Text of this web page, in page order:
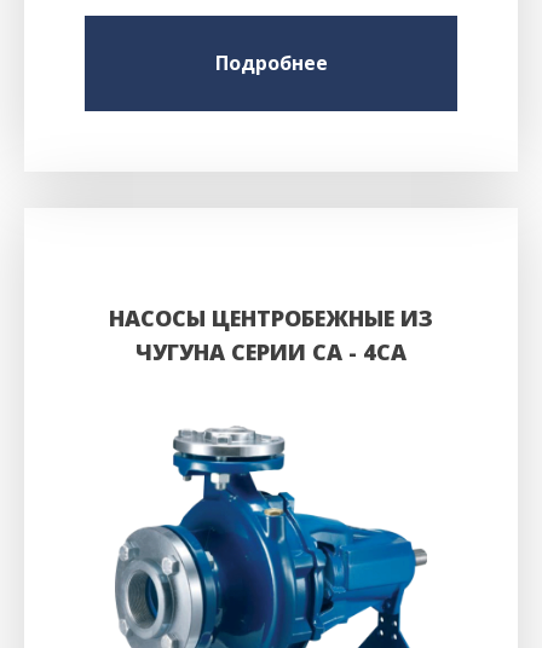
Подробнее
НАСОСЫ ЦЕНТРОБЕЖНЫЕ ИЗ
ЧУГУНА CЕРИИ CA - 4CA